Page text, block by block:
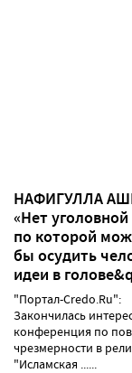
НАФИГУЛЛА
«Нет уголовной
по которой
бы осудить
идеи в
"Портал-Credo.Ru":
Закончилась
конференция по
чрезмерности в
"Исламская ......